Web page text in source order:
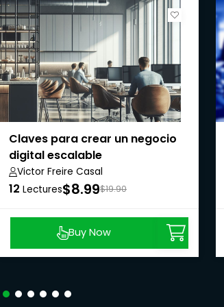
Claves para crear un negocio
digital escalable
Victor Freire Casal
12 Lectures$8.99$19.90
Buy Now